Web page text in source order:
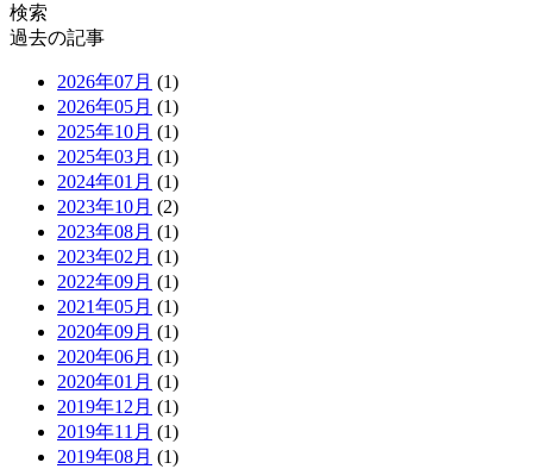
検索
過去の記事
2026年07月 (1)
2026年05月 (1)
2025年10月 (1)
2025年03月 (1)
2024年01月 (1)
2023年10月 (2)
2023年08月 (1)
2023年02月 (1)
2022年09月 (1)
2021年05月 (1)
2020年09月 (1)
2020年06月 (1)
2020年01月 (1)
2019年12月 (1)
2019年11月 (1)
2019年08月 (1)